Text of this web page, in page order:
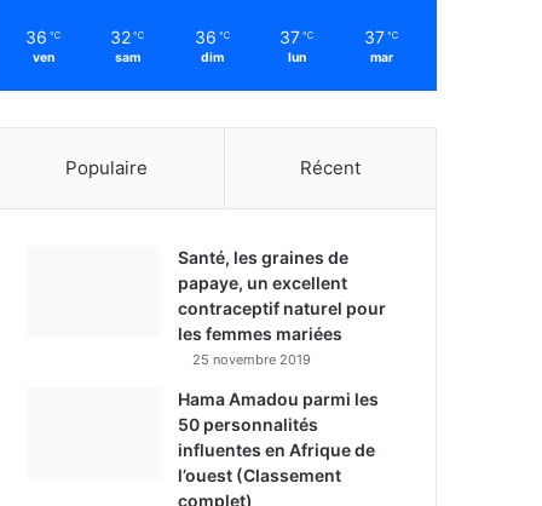
36 ℃
ven
32 ℃
sam
36 ℃
dim
37 ℃
lun
37 ℃
mar
Populaire Récent
Santé, les graines de
papaye, un excellent
contraceptif naturel pour
les femmes mariées
25 novembre 2019
Hama Amadou parmi les
50 personnalités
influentes en Afrique de
l’ouest (Classement
complet)